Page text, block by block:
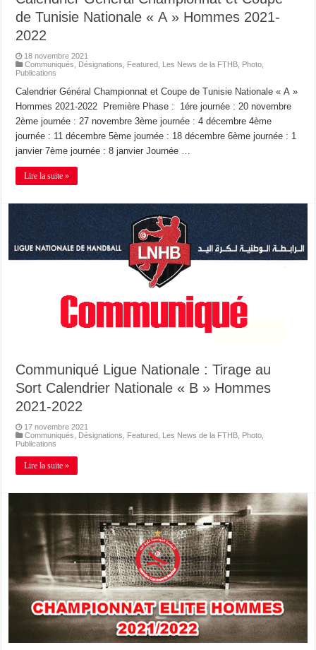
de Tunisie Nationale « A » Hommes 2021-
2022
18 novembre 2021
Communiqués
Désignations Featured Les News de la FTHB Photo
Publications
Calendrier Général Championnat et Coupe de Tunisie Nationale « A »
Hommes 2021-2022 Première Phase : 1ére journée : 20 novembre
2ème journée : 27 novembre 3ème journée : 4 décembre 4ème
journée : 11 décembre 5ème journée : 18 décembre 6ème journée : 1
janvier 7ème journée : 8 janvier Journée …
Lire la suite »
Communiqué Ligue Nationale : Tirage au
Sort Calendrier Nationale « B » Hommes
2021-2022
17 novembre 2021
Communiqués
Désignations Featured Les News de la FTHB Photo
Publications
Lire la suite »